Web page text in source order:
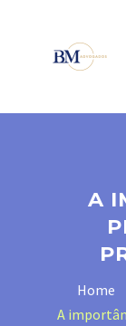
A
Home
A